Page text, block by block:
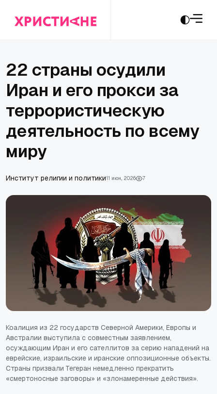
22 страны осудили
Иран и его прокси за
террористическую
деятельность по всему
миру
Институт религии и политики11 июн., 2026 7
Коалиция из 22 государств Северной Америки, Европы и
Австралии выступила с совместным заявлением,
осуждающим Иран и его сателлитов за серию нападений на
еврейские, израильские и иранские оппозиционные объекты.
Страны призвали Тегеран немедленно прекратить
«смертоносные заговоры» и «злонамеренные действия».